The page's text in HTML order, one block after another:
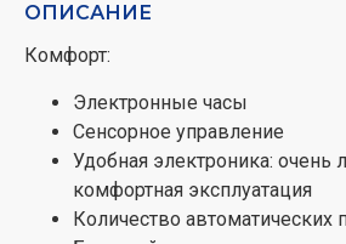
ОПИСАНИЕ
Комфорт:
Электронные часы
Сенсорное управление
Удобная электроника: очень
комфортная эксплуатация
Количество автоматических